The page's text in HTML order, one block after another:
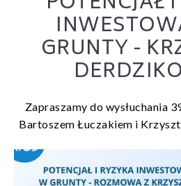
GRUNTY -
Zapraszamy do wysłuchania
Bartoszem Łuczakiem i